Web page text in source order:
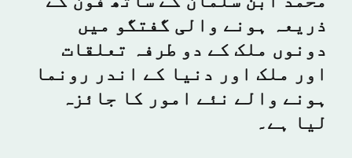
ذریعہ ہونے والی گفتگو میں
دونوں ملک کے دو طرفہ تعلقات
اور ملک اور دنیا کے اندر رونما
ہونے والے نئے امور کا جائزہ
لیا ہے۔